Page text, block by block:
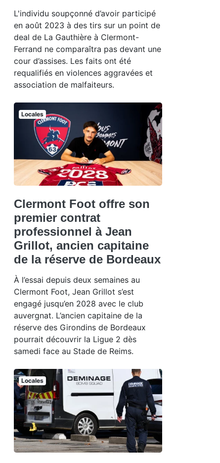
L'individu soupçonné d’avoir participé
en août 2023 à des tirs sur un point de
deal de La Gauthière à Clermont-
Ferrand ne comparaîtra pas devant une
cour d’assises. Les faits ont été
requalifiés en violences aggravées et
association de malfaiteurs.
Locales
Clermont Foot offre son
premier contrat
professionnel à Jean
Grillot, ancien capitaine
de la réserve de Bordeaux
À l’essai depuis deux semaines au
Clermont Foot, Jean Grillot s’est
engagé jusqu’en 2028 avec le club
auvergnat. L’ancien capitaine de la
réserve des Girondins de Bordeaux
pourrait découvrir la Ligue 2 dès
samedi face au Stade de Reims.
Locales